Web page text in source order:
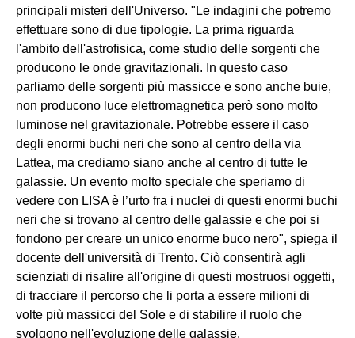
principali misteri dell'Universo. "Le indagini che potremo
effettuare sono di due tipologie. La prima riguarda
l'ambito dell'astrofisica, come studio delle sorgenti che
producono le onde gravitazionali. In questo caso
parliamo delle sorgenti più massicce e sono anche buie,
non producono luce elettromagnetica però sono molto
luminose nel gravitazionale. Potrebbe essere il caso
degli enormi buchi neri che sono al centro della via
Lattea, ma crediamo siano anche al centro di tutte le
galassie. Un evento molto speciale che speriamo di
vedere con LISA è l’urto fra i nuclei di questi enormi buchi
neri che si trovano al centro delle galassie e che poi si
fondono per creare un unico enorme buco nero", spiega il
docente dell'università di Trento. Ciò consentirà agli
scienziati di risalire all'origine di questi mostruosi oggetti,
di tracciare il percorso che li porta a essere milioni di
volte più massicci del Sole e di stabilire il ruolo che
svolgono nell'evoluzione delle galassie.